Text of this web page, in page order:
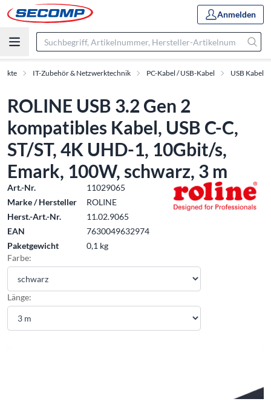
Anmelden
IT-Zubehör & Netzwerktechnik PC-Kabel / USB-Kabel USB Kabel
ROLINE USB 3.2 Gen 2
kompatibles Kabel, USB C-C,
ST/ST, 4K UHD-1, 10Gbit/s,
Emark, 100W, schwarz, 3 m
Art.-Nr.
11029065
Marke / Hersteller
ROLINE
Herst.-Art.-Nr.
11.02.9065
EAN
7630049632974
Paketgewicht
0,1 kg
Farbe:
Länge: